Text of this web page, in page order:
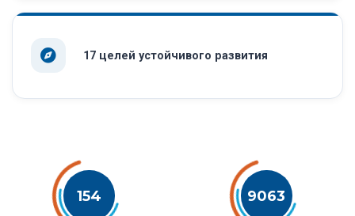
17 целей устойчивого развития
154 9063